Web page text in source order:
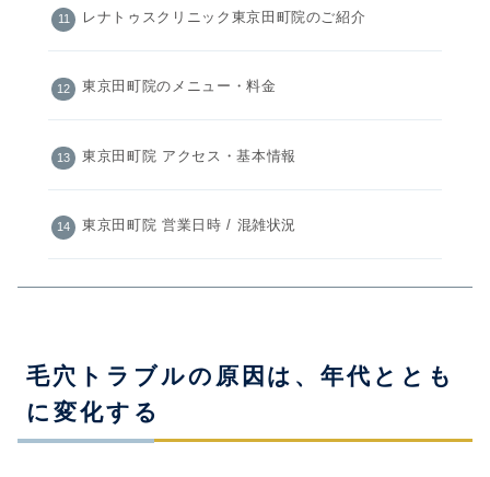
レナトゥスクリニック東京田町院のご紹介
東京田町院のメニュー・料金
東京田町院 アクセス・基本情報
東京田町院 営業日時 / 混雑状況
毛穴トラブルの原因は、年代ととも
に変化する